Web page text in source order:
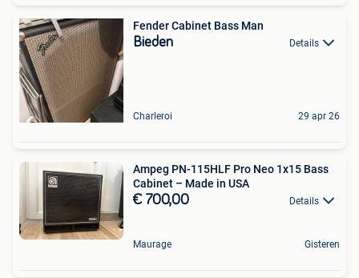
Fender Cabinet Bass Man
Bieden Details
Charleroi 29 apr 26
Ampeg PN-115HLF Pro Neo 1x15 Bass
Cabinet – Made in USA
€ 700,00 Details
Maurage Gisteren